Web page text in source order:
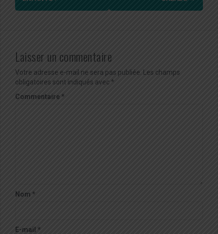
Laisser un commentaire
Votre adresse e-mail ne sera pas publiée. Les champs
obligatoires sont indiqués avec*
Commentaire*
Nom *
E-mail *